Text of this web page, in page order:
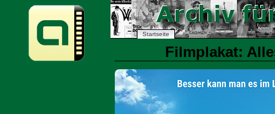
Startseite
Filmplakat: